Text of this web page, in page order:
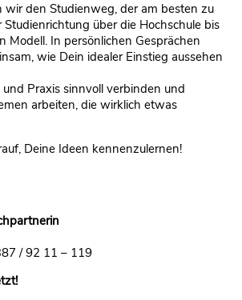
wir den Studienweg, der am besten zu
Studienrichtung über die Hochschule bis
Modell. In persönlichen Gesprächen
wie Dein idealer Einstieg aussehen
und Praxis sinnvoll verbinden und
arbeiten, die wirklich etwas
Deine Ideen kennenzulernen!
/ 92 11 – 119